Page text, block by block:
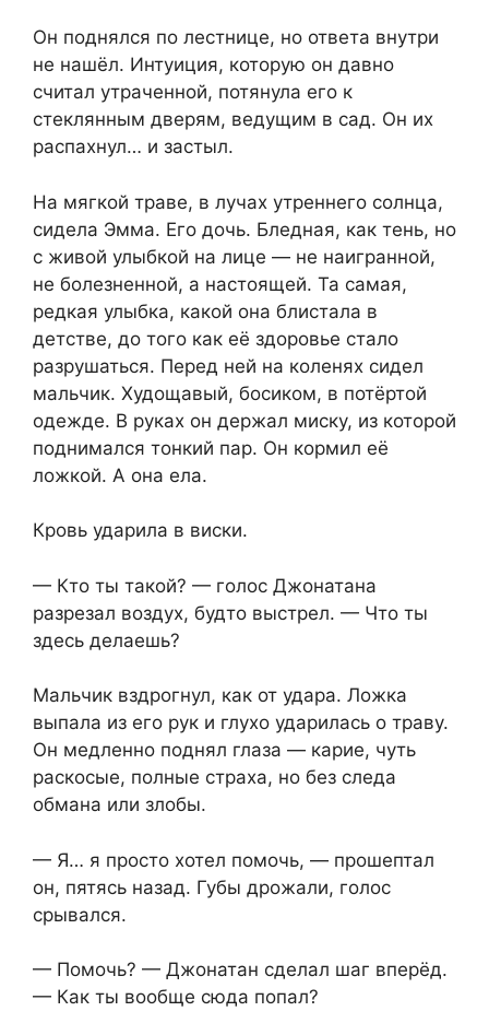
Он поднялся по лестнице, но ответа внутри
не нашёл. Интуиция, которую он давно
считал утраченной, потянула его к
стеклянным дверям, ведущим в сад. Он их
распахнул… и застыл.
На мягкой траве, в лучах утреннего солнца,
сидела Эмма. Его дочь. Бледная, как тень, но
с живой улыбкой на лице — не наигранной,
не болезненной, а настоящей. Та самая,
редкая улыбка, какой она блистала в
детстве, до того как её здоровье стало
разрушаться. Перед ней на коленях сидел
мальчик. Худощавый, босиком, в потёртой
одежде. В руках он держал миску, из которой
поднимался тонкий пар. Он кормил её
ложкой. А она ела.
Кровь ударила в виски.
— Кто ты такой? — голос Джонатана
разрезал воздух, будто выстрел. — Что ты
здесь делаешь?
Мальчик вздрогнул, как от удара. Ложка
выпала из его рук и глухо ударилась о траву.
Он медленно поднял глаза — карие, чуть
раскосые, полные страха, но без следа
обмана или злобы.
— Я… я просто хотел помочь, — прошептал
он, пятясь назад. Губы дрожали, голос
срывался.
— Помочь? — Джонатан сделал шаг вперёд.
— Как ты вообще сюда попал?